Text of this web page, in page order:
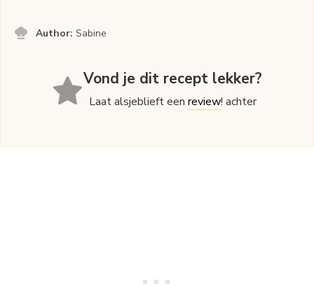
Author:Sabine
Vond je dit recept lekker?
Laat alsjeblieft eenreview! achter